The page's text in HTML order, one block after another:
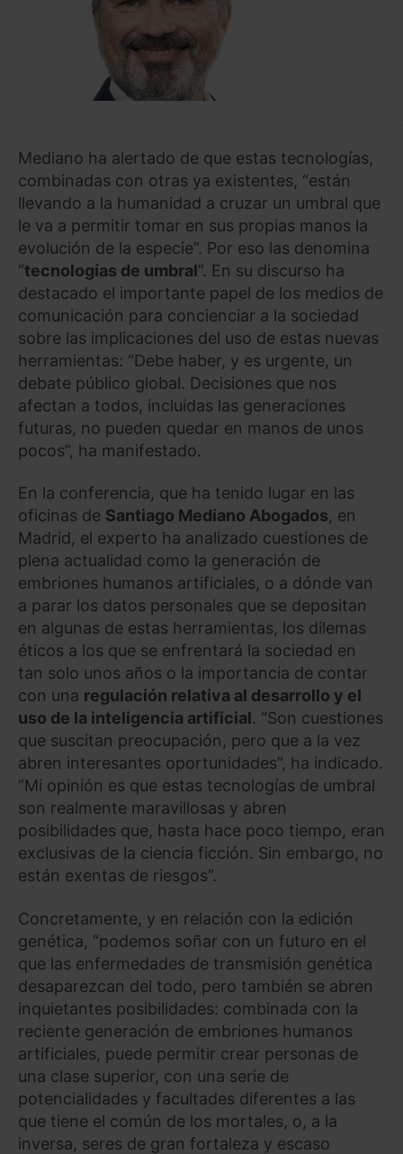
Mediano ha alertado de que estas tecnologías,
combinadas con otras ya existentes, “están
llevando a la humanidad a cruzar un umbral que
le va a permitir tomar en sus propias manos la
evolución de la especie”. Por eso las denomina
“tecnologías de umbral”. En su discurso ha
destacado el importante papel de los medios de
comunicación para concienciar a la sociedad
sobre las implicaciones del uso de estas nuevas
herramientas: “Debe haber, y es urgente, un
debate público global. Decisiones que nos
afectan a todos, incluidas las generaciones
futuras, no pueden quedar en manos de unos
pocos”, ha manifestado.
En la conferencia, que ha tenido lugar en las
oficinas de Santiago Mediano Abogados, en
Madrid, el experto ha analizado cuestiones de
plena actualidad como la generación de
embriones humanos artificiales, o a dónde van
a parar los datos personales que se depositan
en algunas de estas herramientas, los dilemas
éticos a los que se enfrentará la sociedad en
tan solo unos años o la importancia de contar
con una regulación relativa al desarrollo y el
uso de la inteligencia artificial. “Son cuestiones
que suscitan preocupación, pero que a la vez
abren interesantes oportunidades”, ha indicado.
“Mi opinión es que estas tecnologías de umbral
son realmente maravillosas y abren
posibilidades que, hasta hace poco tiempo, eran
exclusivas de la ciencia ficción. Sin embargo, no
están exentas de riesgos”.
Concretamente, y en relación con la edición
genética, “podemos soñar con un futuro en el
que las enfermedades de transmisión genética
desaparezcan del todo, pero también se abren
inquietantes posibilidades: combinada con la
reciente generación de embriones humanos
artificiales, puede permitir crear personas de
una clase superior, con una serie de
potencialidades y facultades diferentes a las
que tiene el común de los mortales, o, a la
inversa, seres de gran fortaleza y escaso